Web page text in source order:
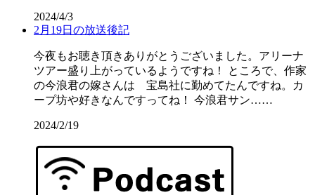
2024/4/3
2月19日の放送後記
今夜もお聴き頂きありがとうございました。アリーナ
ツアー盛り上がっているようですね！ ところで、作家
の今浪君の嫁さんは 宝島社に勤めてたんですね。カ
ープ坊や好きなんですってね！ 今浪君サン……
2024/2/19